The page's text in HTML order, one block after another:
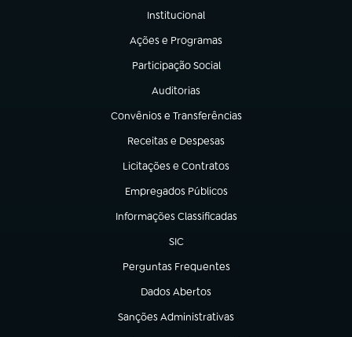
Institucional
(abre em nova aba)
Ações e Programas
(abre em nova aba)
Participação Social
(abre em nova aba)
Auditorias
(abre em nova aba)
Convênios e Transferências
(abre em nova aba)
Receitas e Despesas
(abre em nova aba)
Licitações e Contratos
(abre em nova aba)
Empregados Públicos
(abre em nova aba)
Informações Classificadas
(abre em nova aba)
SIC
(abre em nova aba)
Perguntas Frequentes
(abre em nova aba)
Dados Abertos
(abre em nova aba)
Sanções Administrativas
(abre em nova aba)